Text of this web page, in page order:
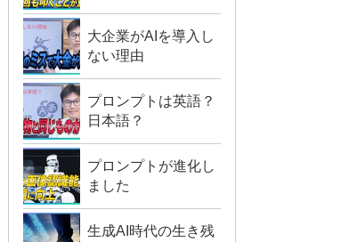
大企業がAIを導入し
ない理由
プロンプトは英語？
日本語？
プロンプトが進化し
ました
生成AI時代の生き残